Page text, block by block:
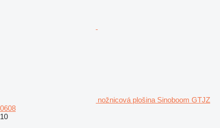
nožnicová plošina Sinoboom GTJZ
0608
10